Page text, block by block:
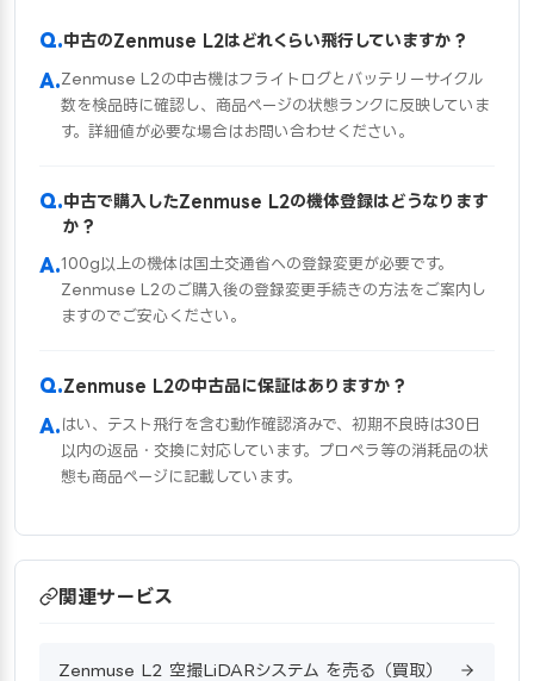
中古のZenmuse L2はどれくらい飛行していますか？
Zenmuse L2の中古機はフライトログとバッテリーサイクル
数を検品時に確認し、商品ページの状態ランクに反映していま
す。詳細値が必要な場合はお問い合わせください。
中古で購入したZenmuse L2の機体登録はどうなります
か？
100g以上の機体は国土交通省への登録変更が必要です。
Zenmuse L2のご購入後の登録変更手続きの方法をご案内し
ますのでご安心ください。
Zenmuse L2の中古品に保証はありますか？
はい、テスト飛行を含む動作確認済みで、初期不良時は30日
以内の返品・交換に対応しています。プロペラ等の消耗品の状
態も商品ページに記載しています。
関連サービス
Zenmuse L2 空撮LiDARシステム を売る（買取）